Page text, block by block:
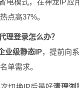
电模式，在神龙IP应
点高37%。
理登录怎么办？
业级静态IP，提前向
单需求。